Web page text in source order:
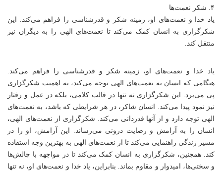
۴. شکر نعمت‌ها
یاد خدا و نعمت‌های او، زمینه شکر و قدرشناسی را فراهم می‌کند. این
شکرگزاری به انسان کمک می‌کند تا نعمت‌های الهی را به دیگران نیز
منتقل کند.
یاد خدا و نعمت‌های او، زمینه شکر و قدرشناسی را فراهم می‌کند.
هنگامی که انسان به نعمت‌های الهی توجه می‌کند، به اهمیت شکرگزاری
پی می‌برد. این شکرگزاری نه تنها در قالب کلامی، بلکه در عمل و رفتار
نیز نمود پیدا می‌کند. انسان شاکر، در هر شرایطی که باشد، به نعمت‌های
الهی توجه دارد و از آنها قدردانی می‌کند. شکرگزاری از نعمت‌های الهی،
انسان را به آرامش و رضایت درونی می‌رساند. این آرامش، او را در
مسیر زندگی راهنمایی می‌کند تا از نعمت‌های الهی به بهترین وجه استفاده
کند. همچنین، شکرگزاری به انسان کمک می‌کند تا در مواجهه با چالش‌ها
و سختی‌ها، امیدوار و مقاوم بماند. بنابراین، یاد خدا و نعمت‌های او، نه تنها